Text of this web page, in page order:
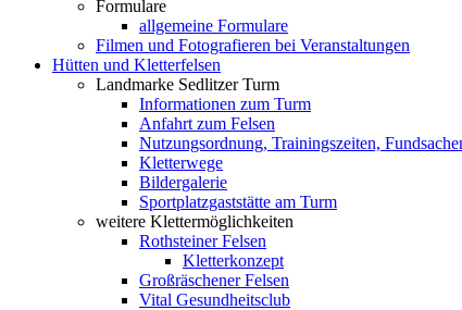
Formulare
allgemeine Formulare
Filmen und Fotografieren bei Veranstaltungen
Hütten und Kletterfelsen
Landmarke Sedlitzer Turm
Informationen zum Turm
Anfahrt zum Felsen
Nutzungsordnung, Trainingszeiten,
Kletterwege
Bildergalerie
Sportplatzgaststätte am Turm
weitere Klettermöglichkeiten
Rothsteiner Felsen
Kletterkonzept
Großräschener Felsen
Vital Gesundheitsclub